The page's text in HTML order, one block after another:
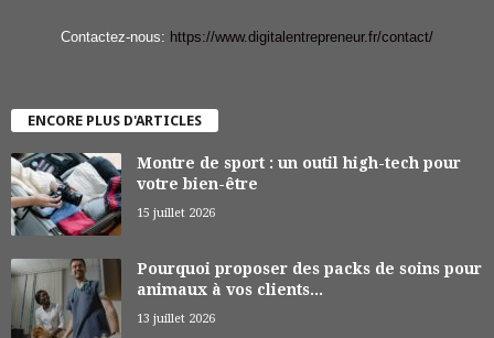
Contactez-nous: https://www.digitalentrepreneur.fr/contact/
ENCORE PLUS D'ARTICLES
Montre de sport : un outil high-tech pour
votre bien-être
15 juillet 2026
Pourquoi proposer des packs de soins pour
animaux à vos clients...
13 juillet 2026